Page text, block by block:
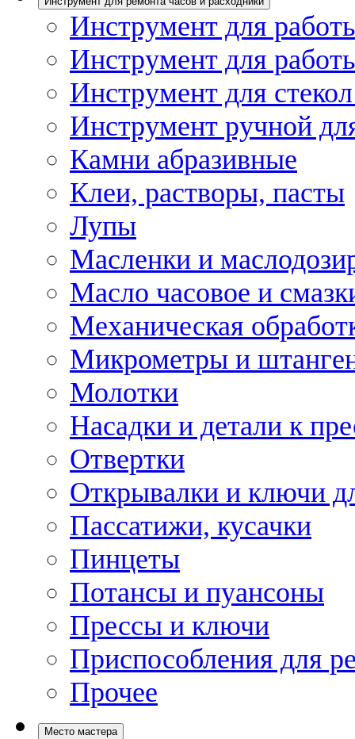
Инструмент для
Инструмент для
Инструмент для
Инструмент ручной
Камни абразивные
Клеи, растворы, пасты
Лупы
Масленки и
Масло часовое и
Механическая
Микрометры и
Молотки
Насадки и детали к
Отвертки
Открывалки и ключи
Пассатижи, кусачки
Пинцеты
Потансы и пуансоны
Прессы и ключи
Приспособления для
Прочее
Место мастера